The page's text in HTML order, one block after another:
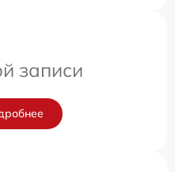
записи